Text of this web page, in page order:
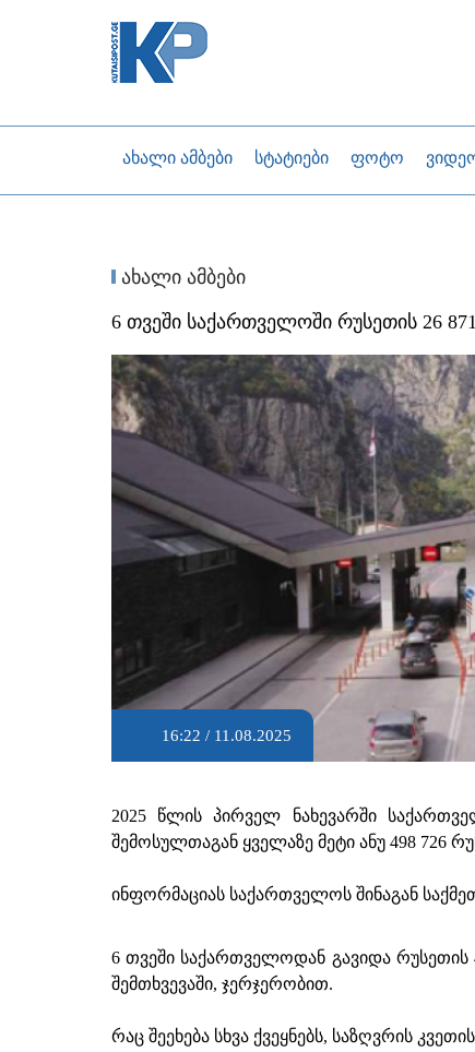
ახალი ამბები სტატიები ფოტო
ახალი ამბები
6 თვეში საქართველოში რუსეთის 26
16:22 / 11.08.2025
2025 წლის პირველ ნახევარში
შემოსულთაგან ყველაზე მეტი ანუ 498 726
ინფორმაციას საქართველოს შინაგან
6 თვეში საქართველოდან გავიდა რუსეთის
შემთხვევაში, ჯერჯერობით.
რაც შეეხება სხვა ქვეყნებს, საზღვრის